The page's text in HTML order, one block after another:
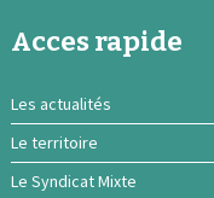
Acces rapide
Les actualités
Le territoire
Le Syndicat Mixte